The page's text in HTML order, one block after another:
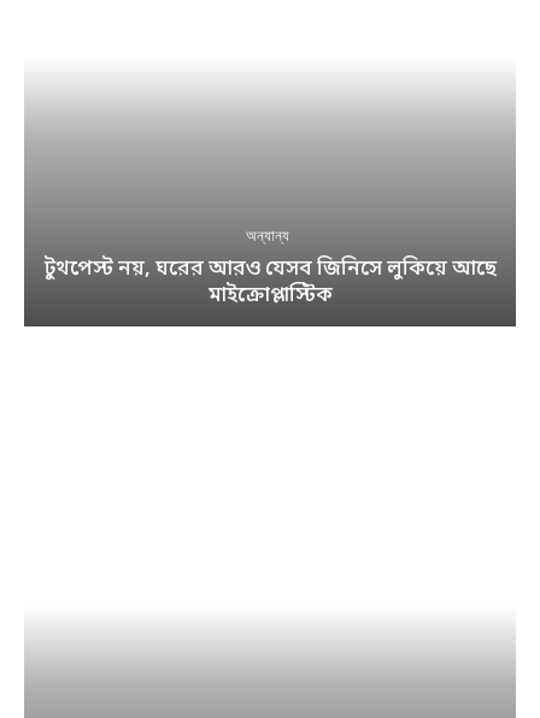
অন্যান্য
টুথপেস্ট নয়, ঘরের আরও যেসব জিনিসে লুকিয়ে আছে
মাইক্রোপ্লাস্টিক